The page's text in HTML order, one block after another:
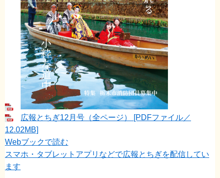
広報とちぎ12月号（全ページ） [PDFファイル／
12.02MB]
Webブックで読む
スマホ・タブレットアプリなどで広報とちぎを配信してい
ます